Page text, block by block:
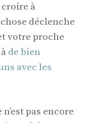
croire à
déclenche
votre proche
de bien
avec les
pas encore